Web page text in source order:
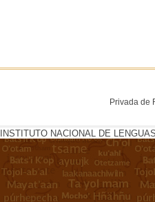
Privada de
INSTITUTO NACIONAL DE